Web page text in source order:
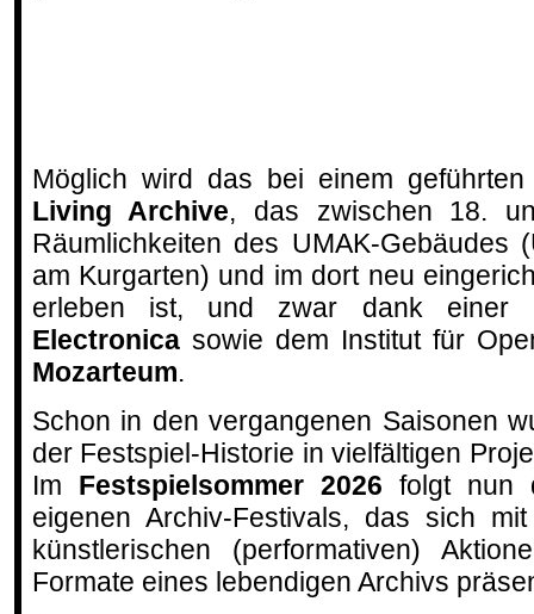
Möglich wird das bei einem
Living Archive, das zwischen 18.
Räumlichkeiten des UMAK-Gebäudes
am Kurgarten) und im dort neu
erleben ist, und zwar dank einer
Electronicasowie dem Institut für
Mozarteum.
Schon in den vergangenen Saisonen
der Festspiel-Historie in vielfältigen
Im Festspielsommer 2026 folgt nun
eigenen Archiv-Festivals, das sich
künstlerischen (performativen)
Formate eines lebendigen Archivs